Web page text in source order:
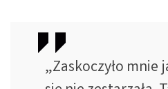
„Zaskoczyło mnie